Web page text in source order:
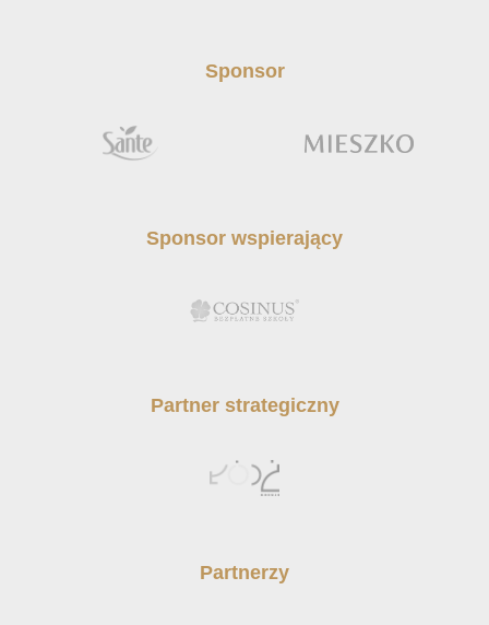
Sponsor
Sponsor wspierający
Partner strategiczny
Partnerzy